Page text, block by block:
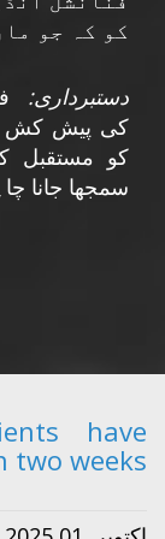
کو کہ جو
دستبرداری:
کی پیش کش
کو مستقبل
سمجھا جانا
have
two weeks